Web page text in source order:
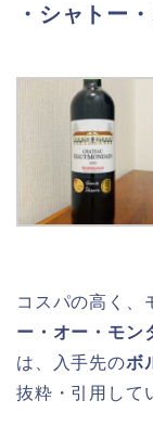
・シャトー
コスパの高く、
ー・オー・モン
は、入手先のボ
抜粋・引用して